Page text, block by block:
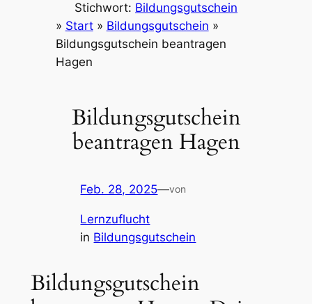
Stichwort: Bildungsgutschein
» Start» Bildungsgutschein »
Bildungsgutschein beantragen
Hagen
Bildungsgutschein
beantragen Hagen
Feb. 28, 2025—von
Lernzuflucht
in Bildungsgutschein
Bildungsgutschein